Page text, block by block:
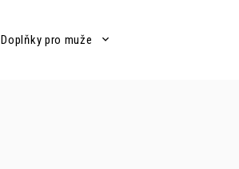
Doplňky pro muže